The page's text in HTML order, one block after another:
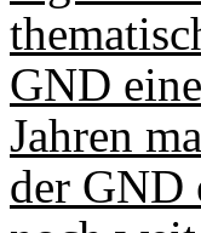
GND
Jahren
der GND